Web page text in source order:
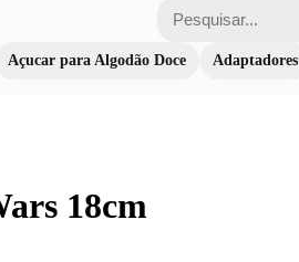
Açucar para Algodão Doce Adaptadores
18cm